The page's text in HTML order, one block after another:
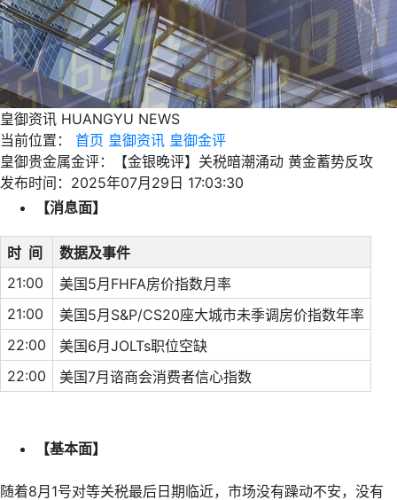
皇御资讯 HUANGYU NEWS
当前位置：
首页 皇御资讯 皇御金评
皇御贵金属金评：【金银晚评】关税暗潮涌动 黄金蓄势反攻
发布时间：2025年07月29日 17:03:30
【消息面】
时 间
数据及事件
21:00
美国5月FHFA房价指数月率
21:00
美国5月S&P/CS20座大城市未季调房价指数年率
22:00
美国6月JOLTs职位空缺
22:00
美国7月谘商会消费者信心指数
【基本面】
随着8月1号对等关税最后日期临近，市场没有躁动不安，没有